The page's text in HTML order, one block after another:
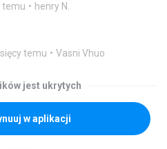
temu henry N.
temu Vasni Vhuo
jest ukrytych
w aplikacji